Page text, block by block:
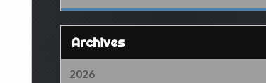
Archives
2026